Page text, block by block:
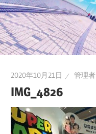
2020年10月21日 管理者
IMG_4826